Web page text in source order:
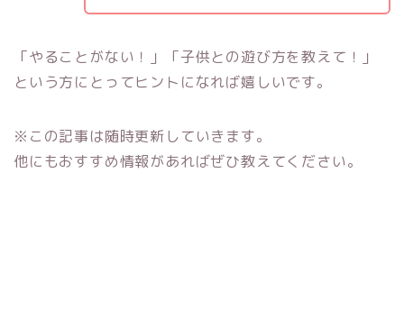
「やることがない！」「子供との遊び方を教えて！」
という方にとってヒントになれば嬉しいです。
※この記事は随時更新していきます。
他にもおすすめ情報があればぜひ教えてください。